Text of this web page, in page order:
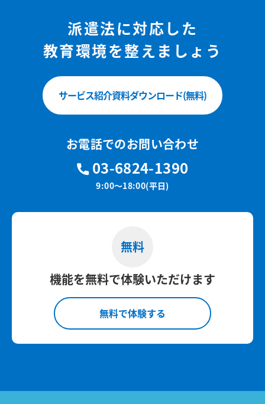
派遣法に対応した
教育環境を整えましょう
サービス紹介資料ダウンロード(無料)
お電話でのお問い合わせ
03-6824-1390
9:00～18:00(平日)
無料
機能を無料で体験いただけます
無料で体験する